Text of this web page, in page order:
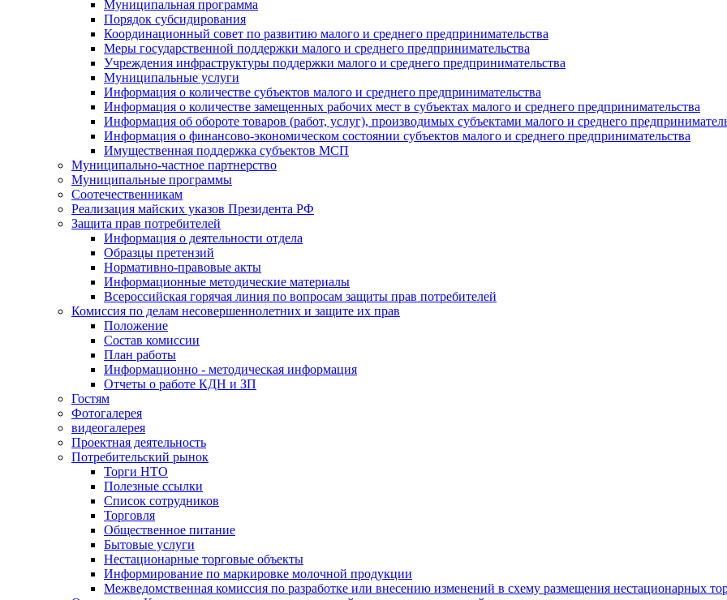
Муниципальная программа
Порядок субсидирования
Координационный совет по развитию малого и среднего предпринимательства
Меры государственной поддержки малого и среднего предпринимательства
Учреждения инфраструктуры поддержки малого и среднего предпринимательства
Муниципальные услуги
Информация о количестве субъектов малого и среднего предпринимательства
Информация о количестве замещенных рабочих мест в субъектах малого и среднего предпринимательства
Информация об обороте товаров (работ, услуг), производимых субъектами малого и среднего
Информация о финансово-экономическом состоянии субъектов малого и среднего предпринимательства
Имущественная поддержка субъектов МСП
Муниципально-частное партнерство
Муниципальные программы
Соотечественникам
Реализация майских указов Президента РФ
Защита прав потребителей
Информация о деятельности отдела
Образцы претензий
Нормативно-правовые акты
Информационные методические материалы
Всероссийская горячая линия по вопросам защиты прав потребителей
Комиссия по делам несовершеннолетних и защите их прав
Положение
Состав комиссии
План работы
Информационно - методическая информация
Отчеты о работе КДН и ЗП
Гостям
Фотогалерея
видеогалерея
Проектная деятельность
Потребительский рынок
Торги НТО
Полезные ссылки
Список сотрудников
Торговля
Общественное питание
Бытовые услуги
Нестационарные торговые объекты
Информирование по маркировке молочной продукции
Межведомственная комиссия по разработке или внесению изменений в схему размещения нестационарных